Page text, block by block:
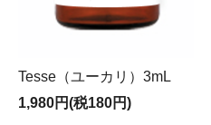
Tesse（ユーカリ）3mL
1,980円(税180円)